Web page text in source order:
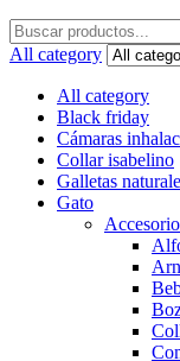
Search
for:
All category
All category
Black friday
Cámaras
Collar isabelino
Galletas
Gato